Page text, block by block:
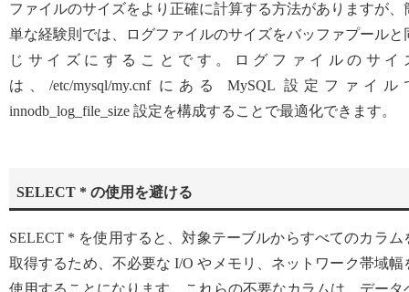
ファイルのサイズをより正確に計算する方法がありますが、
単な経験則では、ログファイルのサイズをバッファプールと
じサイズにすることです。ログファイルのサイ
は、/etc/mysql/my.cnf にある MySQL 設定ファイル
innodb_log_file_size 設定を構成することで最適化できます。
SELECT * の使用を避ける
SELECT * を使用すると、対象テーブルからすべてのカラム
取得するため、不必要な I/O やメモリ、ネットワーク帯域幅
使用することになります。これらの不要なカラムは、データ